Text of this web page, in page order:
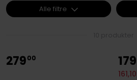
27900 179
161,10
Alle filtre